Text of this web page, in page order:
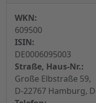
WKN:
609500
ISIN:
DE0006095003
Straße, Haus-Nr.:
Große Elbstraße 59,
D-22767 Hamburg,